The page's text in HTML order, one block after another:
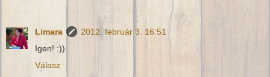
Limara
2012. február 3. 16:51
Igen! :))
Válasz